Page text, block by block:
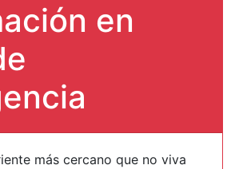
en
más cercano que no viva